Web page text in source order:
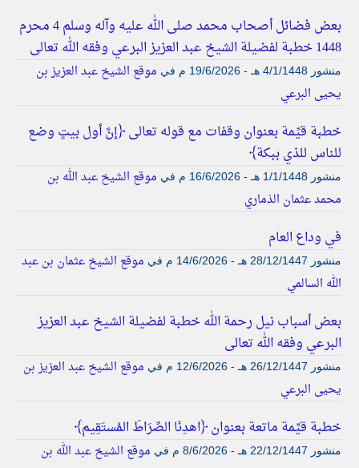
‏‏بعض فضائل أصحاب محمد صلى الله عليه وآله وسلم 4 محرم
1448 خطبة لفضيلة الشيخ عبد العزيز البرعي وفقه الله تعالى
منشور في موقع الشيخ عبد العزيز بن
يحيى البرعي
خطبة قيِّمة بعنوان وقفات مع قوله تعالى ﴿إنَّ أول بيتٍ وضع
للناس للذي ببكة﴾
منشور في موقع الشيخ عبد الله بن
محمد عثمان الذماري
في وداع العام
منشور في موقع الشيخ عثمان بن عبد
الله السالمي
بعض أسباب نيل رحمة الله خطبة لفضيلة الشيخ عبد العزيز
البرعي وفقه الله تعالى
منشور في موقع الشيخ عبد العزيز بن
يحيى البرعي
خطبة قيِّمة ماتعة بعنوان ﴿اهدِنَا الصِّرَاطَ المُستَقِيم﴾
منشور في موقع الشيخ عبد الله بن